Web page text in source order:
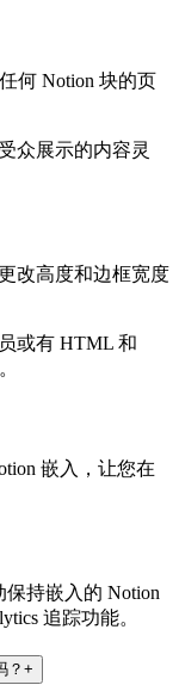
何 Notion 块的页
众展示的内容灵
改高度和边框宽度
或有 HTML 和
嵌入，让您在
持嵌入的 Notion
追踪功能。
？ +